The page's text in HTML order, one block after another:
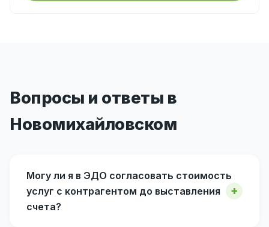
Вопросы и ответы в
Новомихайловском
Могу ли я в ЭДО согласовать стоимость
услуг с контрагентом до выставления
счета?